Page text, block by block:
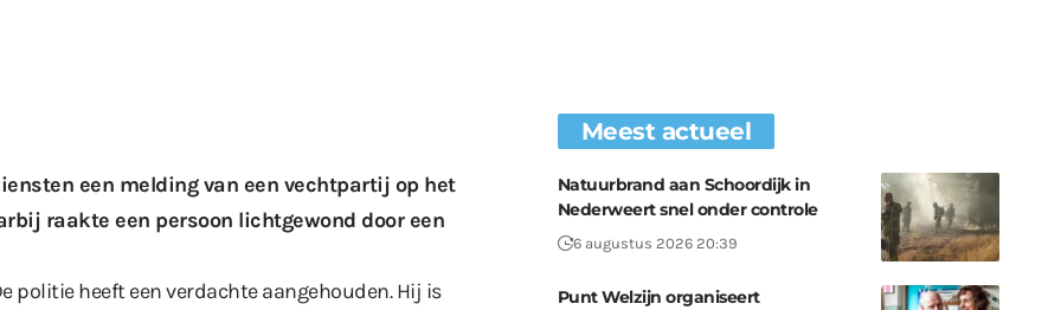
een melding van een vechtpartij op het
raakte een persoon lichtgewond door een
politie heeft een verdachte aangehouden. Hij is
Meest actueel
Natuurbrand aan Schoordijk in
Nederweert snel onder controle
6 augustus 2026 20:39
Punt Welzijn organiseert